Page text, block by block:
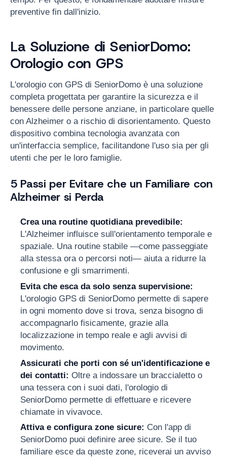
preventive fin dall'inizio.
La Soluzione di SeniorDomo:
Orologio con GPS
L'orologio con GPS di SeniorDomo è una soluzione
completa progettata per garantire la sicurezza e il
benessere delle persone anziane, in particolare quelle
con Alzheimer o a rischio di disorientamento. Questo
dispositivo combina tecnologia avanzata con
un'interfaccia semplice, facilitandone l'uso sia per gli
utenti che per le loro famiglie.
5 Passi per Evitare che un Familiare con
Alzheimer si Perda
Crea una routine quotidiana prevedibile:
L'Alzheimer influisce sull'orientamento temporale e
spaziale. Una routine stabile —come passeggiate
alla stessa ora o percorsi noti— aiuta a ridurre la
confusione e gli smarrimenti.
Evita che esca da solo senza supervisione:
L'orologio GPS di SeniorDomo permette di sapere
in ogni momento dove si trova, senza bisogno di
accompagnarlo fisicamente, grazie alla
localizzazione in tempo reale e agli avvisi di
movimento.
Assicurati che porti con sé un'identificazione e
dei contatti: Oltre a indossare un braccialetto o
una tessera con i suoi dati, l'orologio di
SeniorDomo permette di effettuare e ricevere
chiamate in vivavoce.
Attiva e configura zone sicure: Con l'app di
SeniorDomo puoi definire aree sicure. Se il tuo
familiare esce da queste zone, riceverai un avviso